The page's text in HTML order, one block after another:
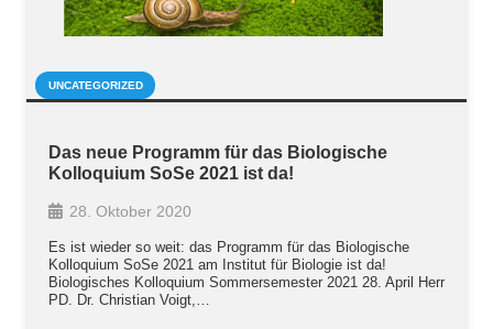
UNCATEGORIZED
Das neue Programm für das Biologische
Kolloquium SoSe 2021 ist da!
28. Oktober 2020
Es ist wieder so weit: das Programm für das Biologische
Kolloquium SoSe 2021 am Institut für Biologie ist da!
Biologisches Kolloquium Sommersemester 2021 28. April Herr
PD. Dr. Christian Voigt,…